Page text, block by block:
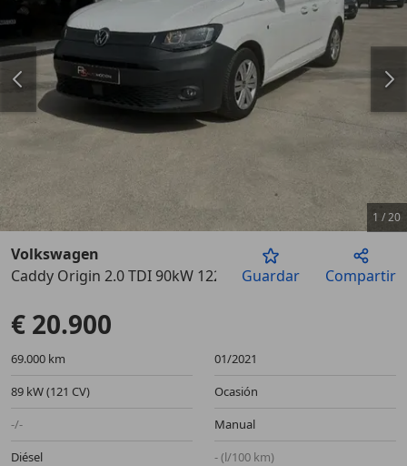
Anterior
1 /20
Volkswagen
Caddy Origin 2.0 TDI 90kW 122CV 4MOTION
Guardar Compartir
€ 20.900
69.000 km
01/2021
89 kW (121 CV)
Ocasión
-/-
Manual
Diésel
- (l/100 km)